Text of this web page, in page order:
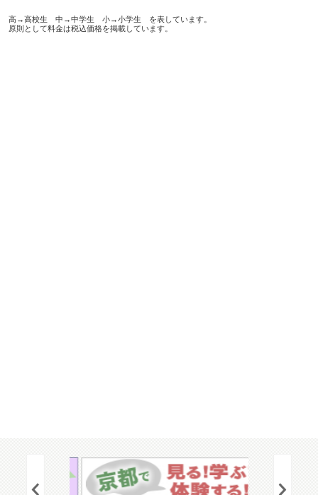
高→高校生 中→中学生 小→小学生 を表しています。
原則として料金は税込価格を掲載しています。